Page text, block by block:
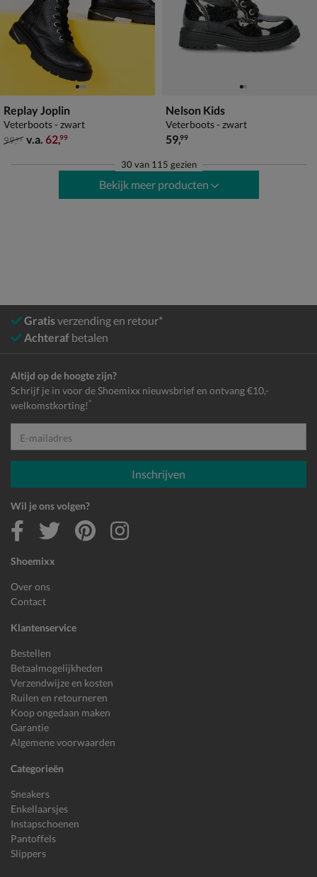
Replay Joplin
Veterboots - zwart
van € 99,99 vanaf € 62,99
99,99 v.a. 62,99
Nelson Kids
Veterboots - zwart
€ 59,99
59,99
30 van 115 gezien
Bekijk meer producten
Gratisverzending en retour*
Achteraf betalen
Shoemixx
Over ons
Contact
Klantenservice
Bestellen
Betaalmogelijkheden
Verzendwijze en kosten
Ruilen en retourneren
Koop ongedaan maken
Garantie
Algemene voorwaarden
Categorieën
Sneakers
Enkellaarsjes
Instapschoenen
Pantoffels
Slippers
Altijd op de hoogte zijn?
Schrijf je in voor de Shoemixx nieuwsbrief en ontvang €10,-
welkomstkorting! *
E-mailadres
Inschrijven
Wil je ons volgen?